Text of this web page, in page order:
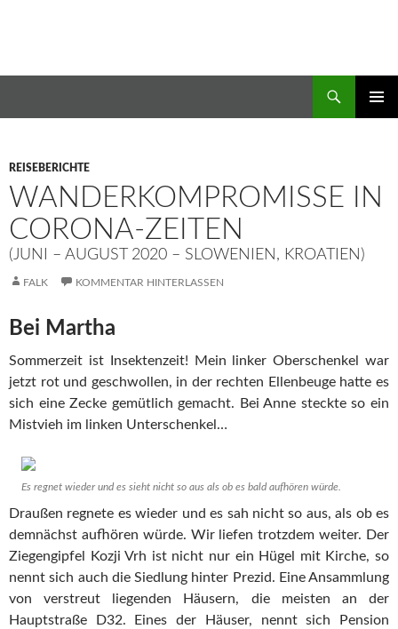
REISEBERICHTE
WANDERKOMPROMISSE IN
CORONA-ZEITEN
(JUNI – AUGUST 2020 – SLOWENIEN, KROATIEN)
FALK KOMMENTAR HINTERLASSEN
Bei Martha
Sommerzeit ist Insektenzeit! Mein linker Oberschenkel war
jetzt rot und geschwollen, in der rechten Ellenbeuge hatte es
sich eine Zecke gemütlich gemacht. Bei Anne steckte so ein
Mistvieh im linken Unterschenkel…
Es regnet wieder und es sieht nicht so aus als ob es bald aufhören würde.
Draußen regnete es wieder und es sah nicht so aus, als ob es
demnächst aufhören würde. Wir liefen trotzdem weiter. Der
Ziegengipfel Kozji Vrh ist nicht nur ein Hügel mit Kirche, so
nennt sich auch die Siedlung hinter Prezid. Eine Ansammlung
von verstreut liegenden Häusern, die meisten an der
Hauptstraße D32. Eines der Häuser, nennt sich Pension